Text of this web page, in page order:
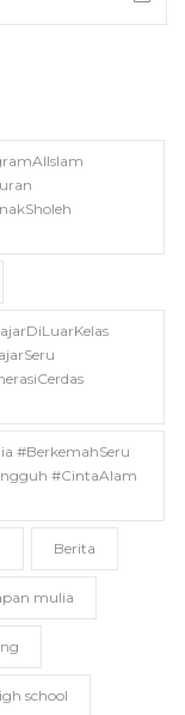
#BerkemahSeru
#CintaAlam
Berita
mulia
school